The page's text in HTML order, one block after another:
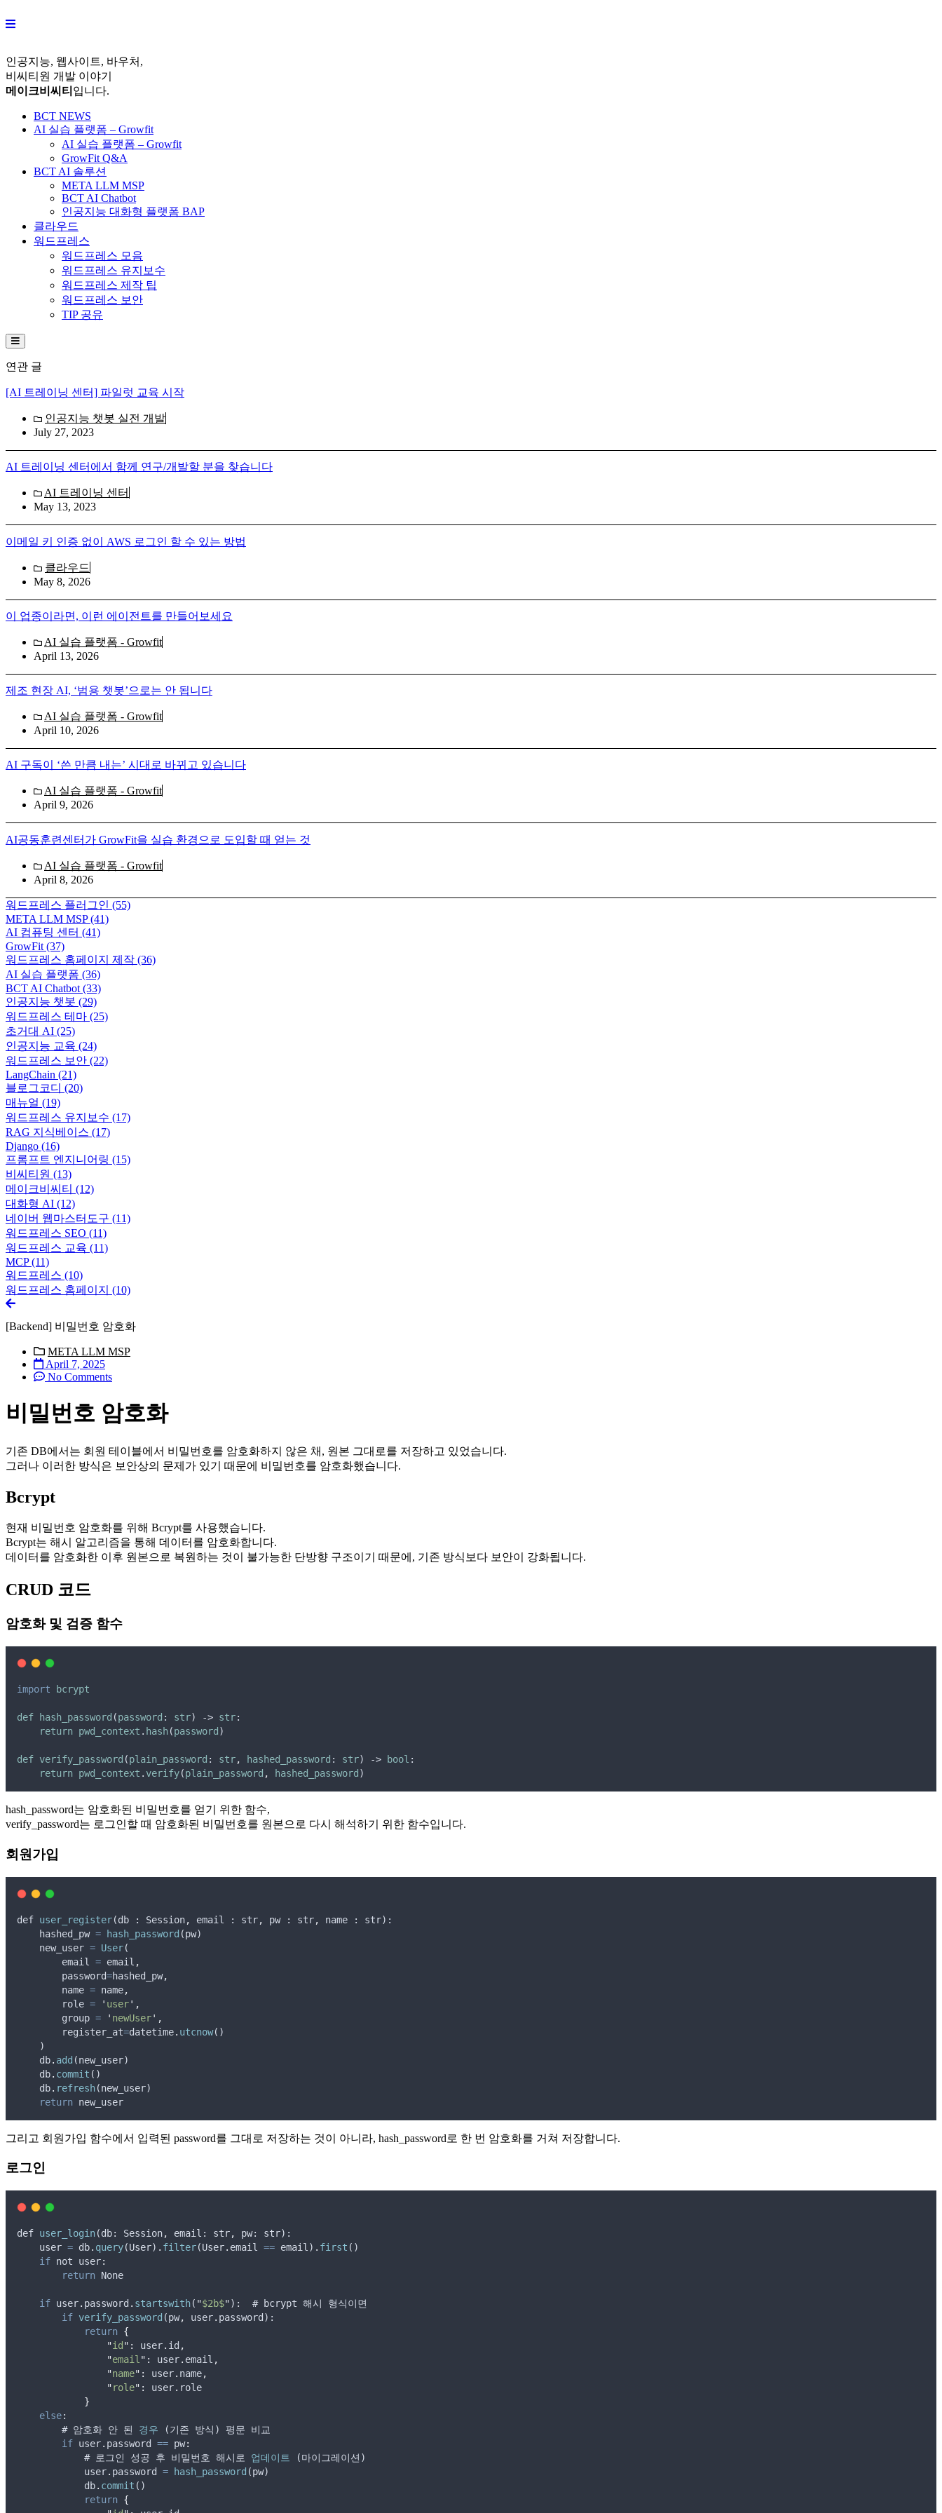
to
인공지능, 웹사이트, 바우처,
비씨티원 개발 이야기
메이크비씨티 입니다.
BCT NEWS
AI 실습 플랫폼 – Growfit
AI 실습 플랫폼 – Growfit
GrowFit Q&A
BCT AI 솔루션
META LLM MSP
BCT AI Chatbot
인공지능 대화형 플랫폼 BAP
클라우드
워드프레스
워드프레스 모음
워드프레스 유지보수
워드프레스 제작 팁
워드프레스 보안
TIP 공유
Hamburger Toggle Menu
연관 글
[AI 트레이닝 센터] 파일럿 교육 시작
인공지능 챗봇 실전 개발
July 27, 2023
AI 트레이닝 센터에서 함께 연구/개발할 분을 찾습니다
AI 트레이닝 센터
May 13, 2023
이메일 키 인증 없이 AWS 로그인 할 수 있는 방법
클라우드
May 8, 2026
이 업종이라면, 이런 에이전트를 만들어보세요
AI 실습 플랫폼 - Growfit
April 13, 2026
제조 현장 AI, ‘범용 챗봇’으로는 안 됩니다
AI 실습 플랫폼 - Growfit
April 10, 2026
AI 구독이 ‘쓴 만큼 내는’ 시대로 바뀌고 있습니다
AI 실습 플랫폼 - Growfit
April 9, 2026
AI공동훈련센터가 GrowFit을 실습 환경으로 도입할 때 얻는 것
AI 실습 플랫폼 - Growfit
April 8, 2026
워드프레스 플러그인 (55)
META LLM MSP(41)
AI 컴퓨팅 센터 (41)
GrowFit (37)
워드프레스 홈페이지 제작 (36)
AI 실습 플랫폼 (36)
BCT AI Chatbot (33)
인공지능 챗봇 (29)
워드프레스 테마 (25)
초거대 AI (25)
인공지능 교육 (24)
워드프레스 보안 (22)
LangChain (21)
블로그코디 (20)
매뉴얼 (19)
워드프레스 유지보수 (17)
RAG 지식베이스 (17)
Django (16)
프롬프트 엔지니어링 (15)
비씨티원 (13)
메이크비씨티 (12)
대화형 AI (12)
네이버 웹마스터도구 (11)
워드프레스 SEO (11)
워드프레스 교육 (11)
MCP(11)
워드프레스 (10)
워드프레스 홈페이지 (10)
[Backend] 비밀번호 암호화
META LLM MSP
April 7, 2025
No Comments
비밀번호 암호화
기존 DB에서는 회원 테이블에서 비밀번호를 암호화하지 않은 채, 원본 그대로를 저장하고 있었습니다.
그러나 이러한 방식은 보안상의 문제가 있기 때문에 비밀번호를 암호화했습니다.
Bcrypt
현재 비밀번호 암호화를 위해 Bcrypt를 사용했습니다.
Bcrypt는 해시 알고리즘을 통해 데이터를 암호화합니다.
데이터를 암호화한 이후 원본으로 복원하는 것이 불가능한 단방향 구조이기 때문에, 기존 방식보다 보안이 강화됩니다.
CRUD 코드
암호화 및 검증 함수
import bcrypt
def hash_password (password : str) -> str:
return pwd_context . hash(password )
def verify_password (plain_password : str, hashed_password : str) -> bool :
return pwd_context . verify(plain_password , hashed_password )
hash_password는 암호화된 비밀번호를 얻기 위한 함수,
verify_password는 로그인할 때 암호화된 비밀번호를 원본으로 다시 해석하기 위한 함수입니다.
회원가입
def user_register(db : Session, email : str, pw : str, name : str):
hashed_pw = hash_password (pw)
new_user = User(
email
= email ,
password=hashed_pw,
name = name,
role = ' user' ,
group = ' newUser' ,
register_at=datetime. utcnow()
    )
db. add (new_user)
db. commit ()
db. refresh(new_user)
return new_user
그리고 회원가입 함수에서 입력된 password를 그대로 저장하는 것이 아니라, hash_password로 한 번 암호화를 거쳐 저장합니다.
로그인
def user_login(db: Session, email : str, pw: str):
user = db. query(User) . filter(User. email == email ) . first ()
if not user:
return None
if user. password . startswith( "$2b$"):  # bcrypt 해시
형식이면
if verify_password (pw, user. password ):
return {
"id " : user. id ,
"email " : user. email ,
"name" : user. name,
"role" : user. role
}
else:
        #
암호화 안 된 경우 (기존 방식 ) 평문
비교
if user. password == pw:
            #
로그인 성공 후 비밀번호 해시로 업데이트 (마이그레이션 )
user. password = hash_password (pw)
db. commit ()
return {